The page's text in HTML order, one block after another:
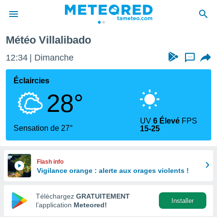
de
Météo Villalibado
12:34 Dimanche ...
Éclaircies
28°
Sensation de 27°
UV6 Élevé FPS
15-25
Flash info
Vigilance orange : alerte aux orages violents !
Téléchargez GRATUITEMENT
l’application Meteored!
Installer